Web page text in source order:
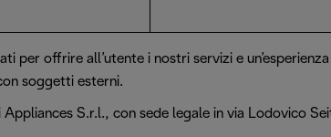
per offrire all’utente i nostri servizi e
soggetti esterni.
S.r.l., con sede legale in via Lodovico